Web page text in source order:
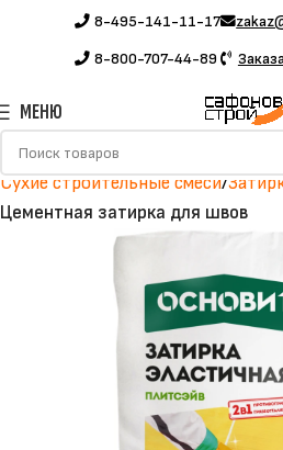
8-495-141-11-17
8-800-707-44-89
МЕНЮ
Главная Каталог
Сухие строительные смеси
Цементная затирка для швов